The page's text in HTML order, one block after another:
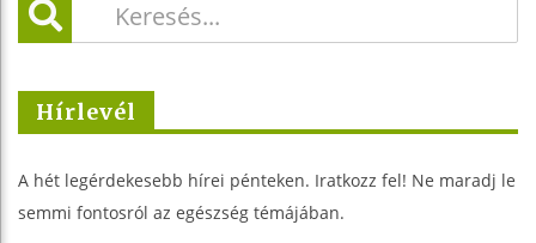
Hírlevél
A hét legérdekesebb hírei pénteken. Iratkozz fel! Ne maradj le
semmi fontosról az egészség témájában.